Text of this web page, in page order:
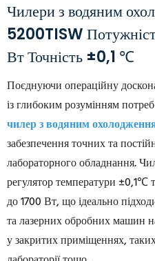
Чилери з водяним
5200TISW
Вт Точність ±0,1 ℃
Поєднуючи операційну
із глибоким розумінням
чилер з водяним
забезпечення точних та
лабораторного обладнання.
регулятор температури ±0,1℃
до 1700 Вт, що ідеально
та лазерних обробних машин
у закритих приміщеннях,